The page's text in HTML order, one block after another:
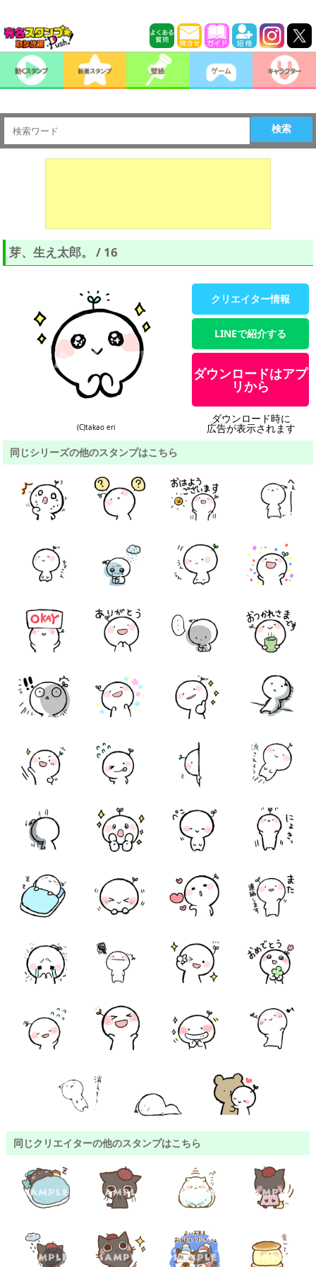
検索
芽、生え太郎。 / 16
(C)takao eri
クリエイター情報
LINEで紹介する
ダウンロードはアプ
リから
ダウンロード時に
広告が表示されます
同じシリーズの他のスタンプはこちら
同じクリエイターの他のスタンプはこちら